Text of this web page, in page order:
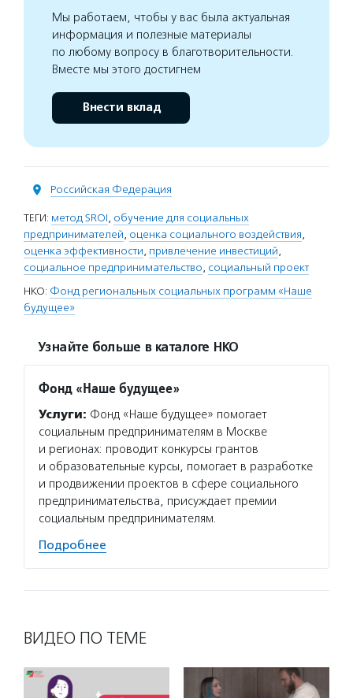
Мы работаем, чтобы у вас была актуальная
информация и полезные материалы
по любому вопросу в благотворительности.
Вместе мы этого достигнем
Внести вклад
Российская Федерация
ТЕГИ: метод SROI, обучение для социальных
предпринимателей, оценка социального воздействия,
оценка эффективности, привлечение инвестиций,
социальное предпринимательство, социальный проект
НКО: Фонд региональных социальных программ «Наше
будущее»
Узнайте больше в каталоге НКО
Фонд «Наше будущее»
Услуги: Фонд «Наше будущее» помогает
социальным предпринимателям в Москве
и регионах: проводит конкурсы грантов
и образовательные курсы, помогает в разработке
и продвижении проектов в сфере социального
предпринимательства, присуждает премии
социальным предпринимателям.
Подробнее
ВИДЕО ПО ТЕМЕ